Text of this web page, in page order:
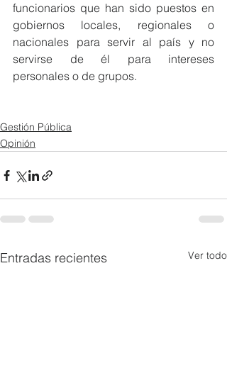
funcionarios que han sido puestos en
gobiernos locales, regionales o
nacionales para servir al país y no
servirse de él para intereses
personales o de grupos.
Gestión Pública
Opinión
Entradas recientes Ver todo